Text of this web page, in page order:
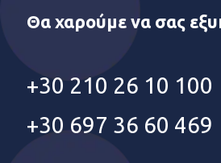
Θα χαρούμε να σας
+30 210 26 10 100
+30 697 36 60 469